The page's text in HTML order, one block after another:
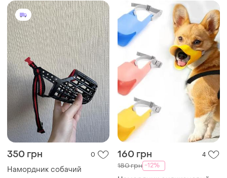
350 грн 0
Намордник собачий
160 грн 4
180 грн -12%